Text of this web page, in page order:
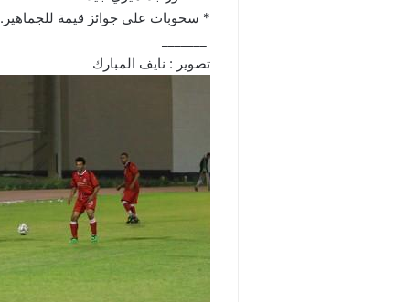
* سحوبات على جوائز قيمة للجماهير.
تصوير : نايف المبارك